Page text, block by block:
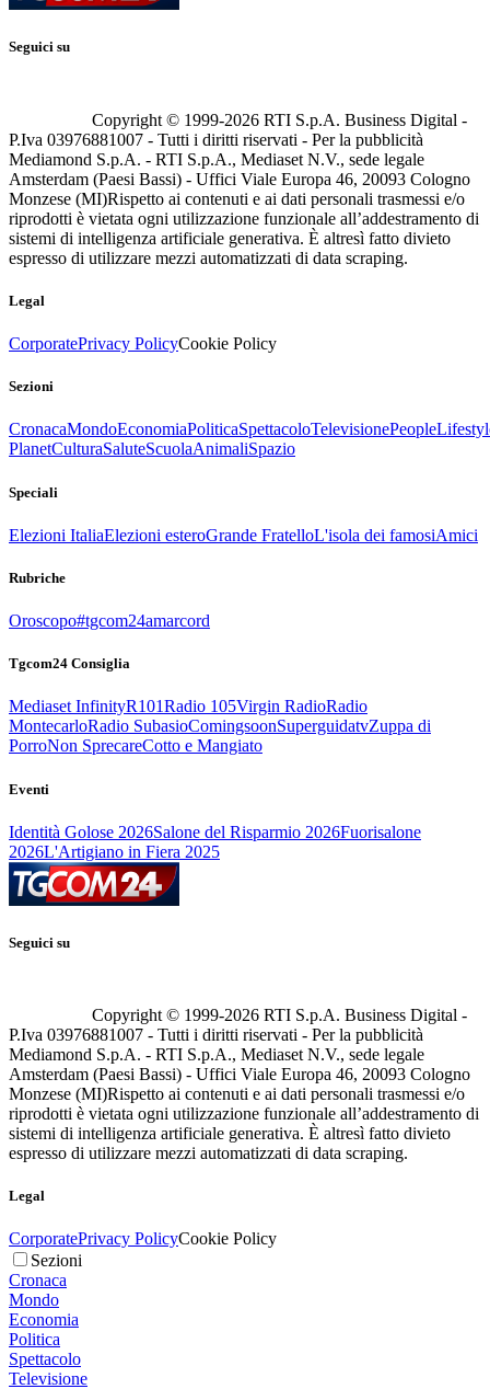
Seguici su
Copyright © 1999-2026 RTI S.p.A. Business Digital -
P.Iva 03976881007 - Tutti i diritti riservati - Per la pubblicità
Mediamond S.p.A. - RTI S.p.A., Mediaset N.V., sede legale
Amsterdam (Paesi Bassi) - Uffici Viale Europa 46, 20093 Cologno
Monzese (MI)Rispetto ai contenuti e ai dati personali trasmessi e/o
riprodotti è vietata ogni utilizzazione funzionale all’addestramento di
sistemi di intelligenza artificiale generativa. È altresì fatto divieto
espresso di utilizzare mezzi automatizzati di data scraping.
Legal
CorporatePrivacy PolicyCookie Policy
Sezioni
CronacaMondoEconomiaPoliticaSpettacoloTelevisionePeople
PlanetCulturaSaluteScuolaAnimaliSpazio
Speciali
Elezioni ItaliaElezioni esteroGrande FratelloL'isola dei famosiAmici
Rubriche
Oroscopo#tgcom24amarcord
Tgcom24 Consiglia
Mediaset InfinityR101Radio 105Virgin RadioRadio
MontecarloRadio SubasioComingsoonSuperguidatvZuppa di
PorroNon SprecareCotto e Mangiato
Eventi
Identità Golose 2026Salone del Risparmio 2026Fuorisalone
2026L'Artigiano in Fiera 2025
Seguici su
Copyright © 1999-2026 RTI S.p.A. Business Digital -
P.Iva 03976881007 - Tutti i diritti riservati - Per la pubblicità
Mediamond S.p.A. - RTI S.p.A., Mediaset N.V., sede legale
Amsterdam (Paesi Bassi) - Uffici Viale Europa 46, 20093 Cologno
Monzese (MI)Rispetto ai contenuti e ai dati personali trasmessi e/o
riprodotti è vietata ogni utilizzazione funzionale all’addestramento di
sistemi di intelligenza artificiale generativa. È altresì fatto divieto
espresso di utilizzare mezzi automatizzati di data scraping.
Legal
CorporatePrivacy PolicyCookie Policy
Sezioni
Cronaca
Mondo
Economia
Politica
Spettacolo
Televisione